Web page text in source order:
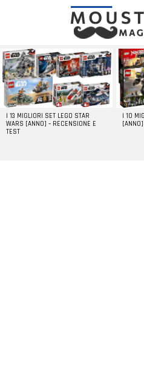
LATEST
STORIES
I 13 MIGLIORI SET LEGO STAR
WARS [ANNO] – RECENSIONE E
TEST
I 10